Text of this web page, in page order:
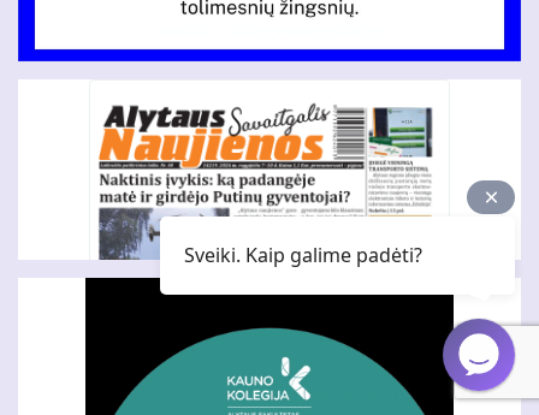
Sveiki. Kaip galime padėti?